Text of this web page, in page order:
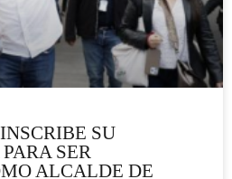
SU
SER
ALCALDE DE